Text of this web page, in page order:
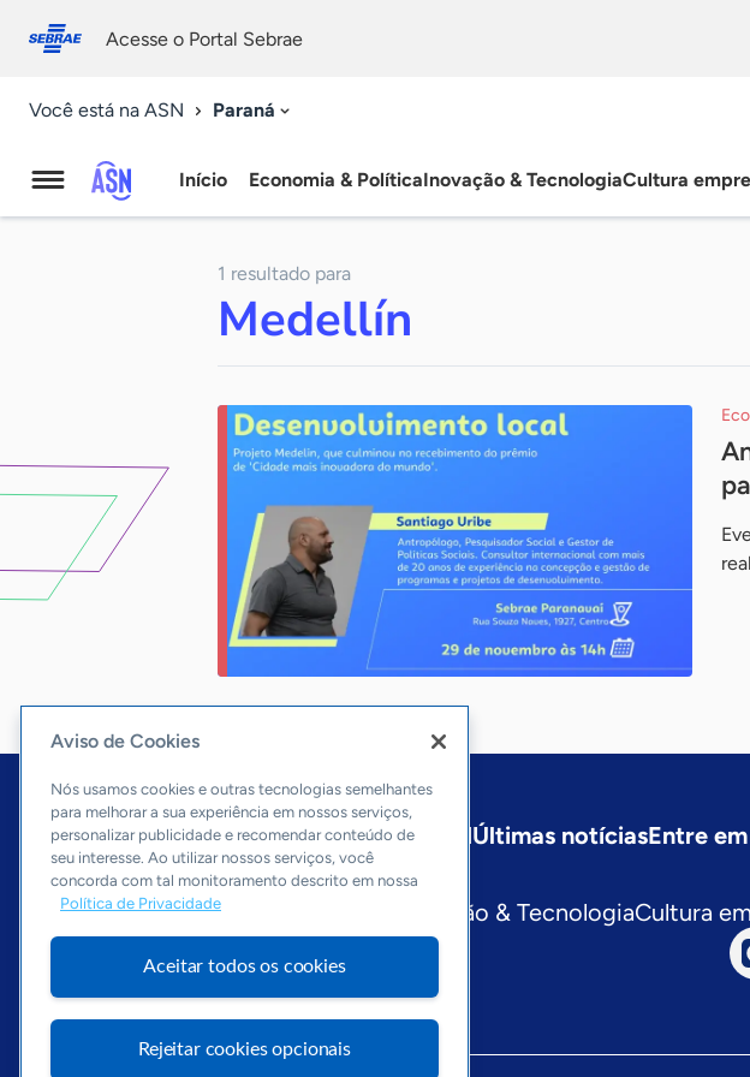
conosco
Acesse o Portal Sebrae
Você está na ASN Paraná
Agência
Notícias
Início Economia & PolíticaInovação & TecnologiaCultura
1 resultado para
Medellín
InícioParaná Sobre a ASNÚltimas notíciasEntre
Editorias
Economia & Política
Inovação & TecnologiaCultura
Visite o Portal Sebrae
Aviso de Cookies
Nós usamos cookies e outras tecnologias semelhantes
para melhorar a sua experiência em nossos serviços,
personalizar publicidade e recomendar conteúdo de
seu interesse. Ao utilizar nossos serviços, você
concorda com tal monitoramento descrito em nossa
Política de Privacidade
Aceitar todos os cookies
Rejeitar cookies opcionais